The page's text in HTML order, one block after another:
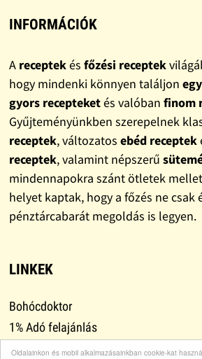
Oldalainkon és mobil alkalmazásainkban cookie-kat
INFORMÁCIÓK
A receptekés főzési receptek
hogy mindenki könnyen találjon
gyors recepteketés valóban finom
Gyűjteményünkben szerepelnek
receptek, változatos ebéd receptek
receptek, valamint népszerű
mindennapokra szánt ötletek
helyet kaptak, hogy a főzés ne csak
pénztárcabarát megoldás is legyen.
LINKEK
Bohócdoktor
1% Adó felajánlás
Adományok